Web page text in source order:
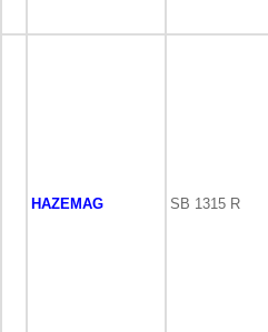
HAZEMAG SB 1315 R